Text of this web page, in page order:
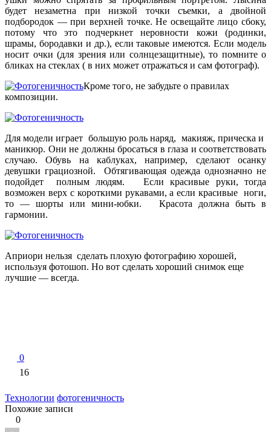
будет незаметна при низкой точки съемки, а двойной
подбородок — при верхней точке. Не освещайте лицо сбоку,
потому что это подчеркнет неровности кожи (родинки,
шрамы, бородавки и др.), если таковые имеются. Если модель
носит очки (для зрения или солнцезащитные), то помните о
бликах на стеклах ( в них может отражаться и сам фотограф).
Кроме того, не забудьте о правилах
композиции.
Для модели играет большую роль наряд, макияж, прическа и
маникюр. Они не должны бросаться в глаза и соответствовать
случаю. Обувь на каблуках, например, сделают осанку
девушки грациозной. Обтягивающая одежда однозначно не
подойдет полным людям. Если красивые руки, тогда
возможен верх с короткими рукавами, а если красивые ноги,
то — шорты или мини-юбки. Красота должна быть в
гармонии.
Априори нельзя сделать плохую фотографию хорошей,
используя фотошоп. Но вот сделать хороший снимок еще
лучшие — всегда.
0
16
Технологии фотогеничность
Похожие записи
0